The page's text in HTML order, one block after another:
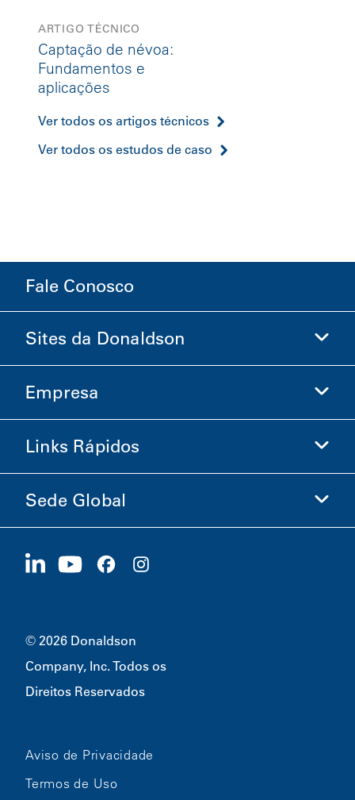
ARTIGO TÉCNICO
Captação de névoa:
Fundamentos e
aplicações
Ver todos os artigos técnicos
Ver todos os estudos de caso
Fale Conosco
Sites da Donaldson
Donaldson Life Sciences
Loja Donaldson
Empresa
Informações sobre a Empresa
Ética e Conformidade
Carreiras
Links Rápidos
Investidores
Fornecedores
Sustentabilidade
Sede Global
1400 W 94th Street
© 2026 Donaldson
Company, Inc. Todos os
Direitos Reservados
Aviso de Privacidade
Termos de Uso